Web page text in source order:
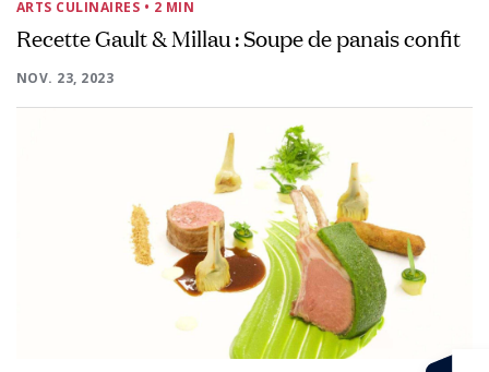
ARTS CULINAIRES • 2 MIN
Recette Gault & Millau : Soupe de panais confit
NOV. 23, 2023